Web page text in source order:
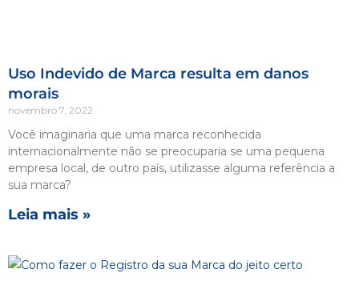
Uso Indevido de Marca resulta em danos
morais
novembro 7, 2022
Você imaginaria que uma marca reconhecida
internacionalmente não se preocuparia se uma pequena
empresa local, de outro país, utilizasse alguma referência a
sua marca?
Leia mais »